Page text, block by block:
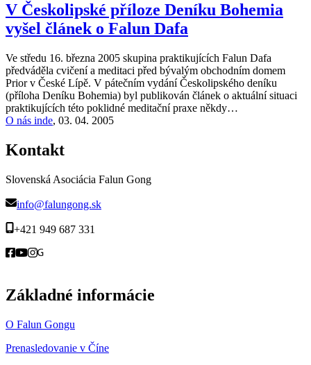
V Českolipské příloze Deníku Bohemia
vyšel článek o Falun Dafa
Ve středu 16. března 2005 skupina praktikujících Falun Dafa
předváděla cvičení a meditaci před bývalým obchodním domem
Prior v České Lípě. V pátečním vydání Českolipského deníku
(příloha Deníku Bohemia) byl publikován článek o aktuální situaci
praktikujících této poklidné meditační praxe někdy…
O nás inde, 03. 04. 2005
Kontakt
Slovenská Asociácia Falun Gong
info@falungong.sk
+421 949 687 331
Základné informácie
O Falun Gongu
Prenasledovanie v Číne